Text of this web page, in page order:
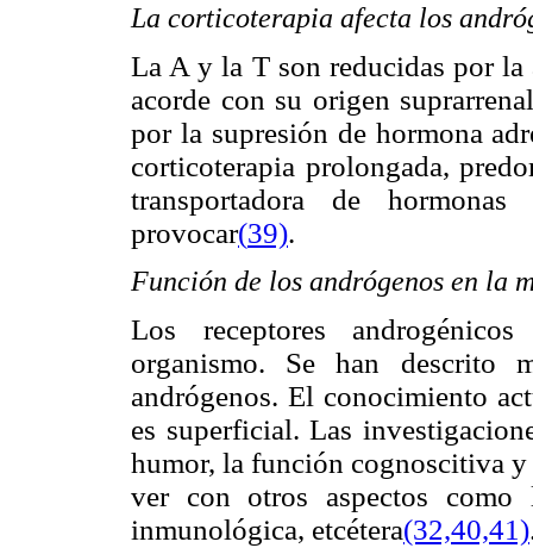
La corticoterapia afecta los
La A y la T son reducidas por
acorde con su origen
por la supresión de hormona
corticoterapia prolongada,
transportadora de
provocar(39).
Función de los andrógenos en la
Los receptores
organismo. Se han descrito
andrógenos. El conocimiento
es superficial. Las
humor, la función cognoscitiva y
ver con otros aspectos como
inmunológica, etcétera(32,40,41)